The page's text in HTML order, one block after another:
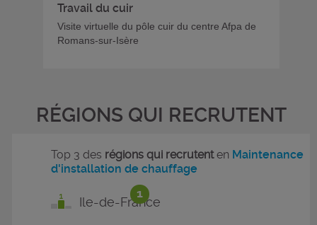
Travail du cuir
Visite virtuelle du pôle cuir du centre Afpa de
Romans-sur-Isère
RÉGIONS QUI RECRUTENT
1
Top 3 des régions qui recrutenten Maintenance
d'installation de chauffage
Ile-de-France